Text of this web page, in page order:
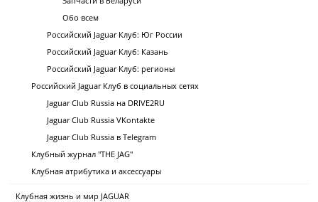
Обо всем
Российский Jaguar Клуб: Юг России
Российский Jaguar Клуб: Казань
Российский Jaguar Клуб: регионы
Российский Jaguar Клуб в социальных сетях
Jaguar Club Russia на DRIVE2RU
Jaguar Club Russia VKontakte
Jaguar Club Russia в Telegram
Клубный журнал "THE JAG"
Клубная атрибутика и аксессуары
Клубная жизнь и мир JAGUAR